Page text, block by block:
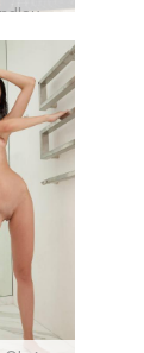
Alya sundlaugarstelpa